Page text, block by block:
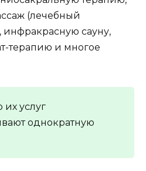
(лечебный
сауну,
терапию и многое
услуг
однократную